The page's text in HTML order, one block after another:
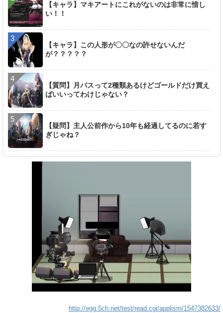
【キャラ】マキアートにこれがないのは非常に惜し
い！！
【キャラ】この人形が〇〇なの許せないんだ
が？？？？？
【質問】月パスって2種類あるけどゴールドだけ買え
ばいいってわけじゃない？
【疑問】主人公前作から10年も経過してるのに若す
ぎじゃね？
http://egg.5ch.net/test/read.cgi/applism/1547382633/